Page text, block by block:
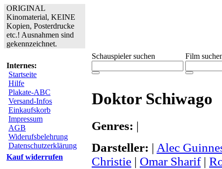
ORIGINAL
Kinomaterial, KEINE
Kopien, Posterdrucke
etc.! Ausnahmen sind
gekennzeichnet.
Internes:
Startseite
Hilfe
Plakate-ABC
Versand-Infos
Einkaufskorb
Impressum
AGB
Widerufsbelehrung
Datenschutzerklärung
Kauf widerrufen
Schauspieler suchen Film
Doktor Schiwago
Genres: |
Darsteller: | Alec
Christie | Omar Sharif|